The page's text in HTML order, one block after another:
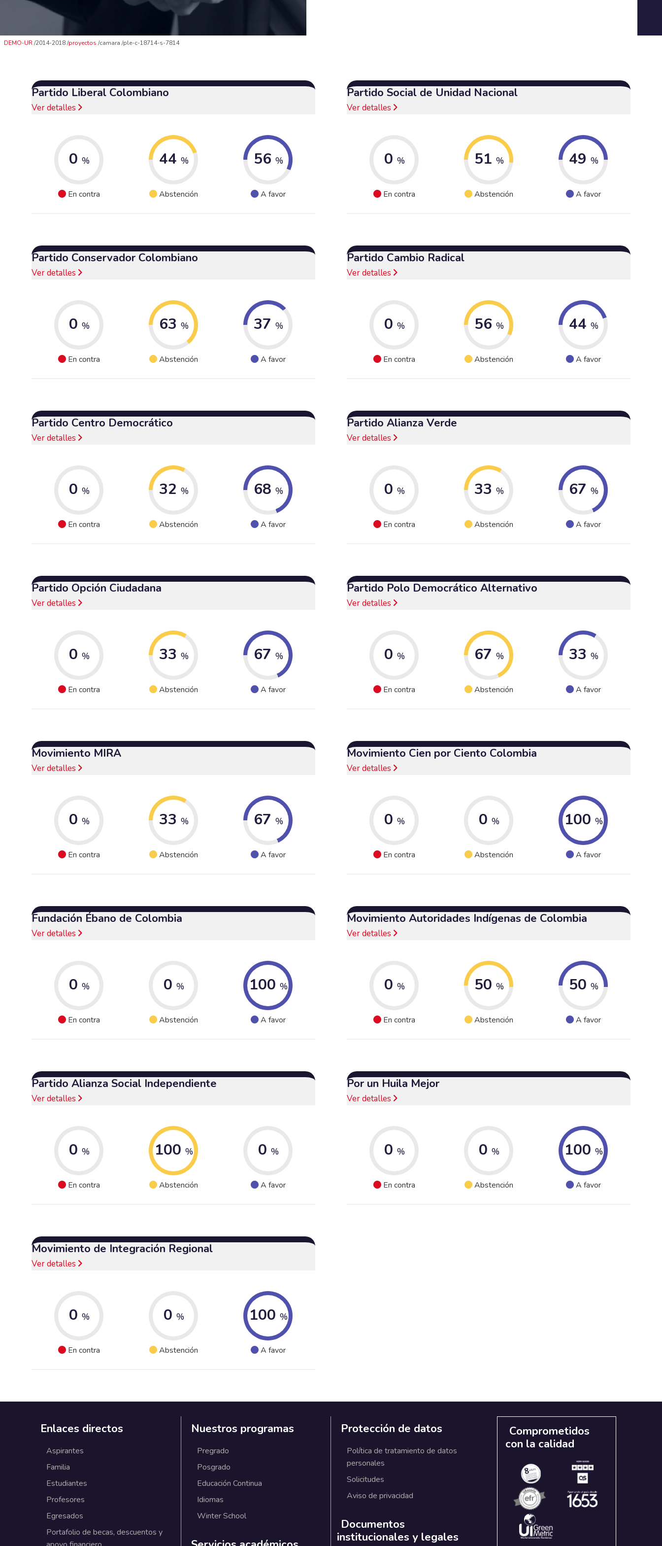
DEMO-UR 2014-2018 proyectos camara ple-c-18714-s-7814
Partido Liberal Colombiano
Ver detalles
0 %
En contra
44 %
Abstención
56 %
A favor
Partido Social de Unidad Nacional
Ver detalles
0 %
En contra
51 %
Abstención
49 %
A favor
Partido Conservador Colombiano
Ver detalles
0 %
En contra
63 %
Abstención
37 %
A favor
Partido Cambio Radical
Ver detalles
0 %
En contra
56 %
Abstención
44 %
A favor
Partido Centro Democrático
Ver detalles
0 %
En contra
32 %
Abstención
68 %
A favor
Partido Alianza Verde
Ver detalles
0 %
En contra
33 %
Abstención
67 %
A favor
Partido Opción Ciudadana
Ver detalles
0 %
En contra
33 %
Abstención
67 %
A favor
Partido Polo Democrático Alternativo
Ver detalles
0 %
En contra
67 %
Abstención
33 %
A favor
Movimiento MIRA
Ver detalles
0 %
En contra
33 %
Abstención
67 %
A favor
Movimiento Cien por Ciento Colombia
Ver detalles
0 %
En contra
0 %
Abstención
100 %
A favor
Fundación Ébano de Colombia
Ver detalles
0 %
En contra
0 %
Abstención
100 %
A favor
Movimiento Autoridades Indígenas de Colombia
Ver detalles
0 %
En contra
50 %
Abstención
50 %
A favor
Partido Alianza Social Independiente
Ver detalles
0 %
En contra
100 %
Abstención
0 %
A favor
Por un Huila Mejor
Ver detalles
0 %
En contra
0 %
Abstención
100 %
A favor
Movimiento de Integración Regional
Ver detalles
0 %
En contra
0 %
Abstención
100 %
A favor
Enlaces directos
Aspirantes
Familia
Estudiantes
Profesores
Egresados
Portafolio de becas, descuentos y
Nuestros programas
Pregrado
Posgrado
Educación Continua
Idiomas
Winter School
Protección de datos
Política de tratamiento de datos
personales
Solicitudes
Aviso de privacidad
Documentos
institucionales y legales
Comprometidos
con la calidad